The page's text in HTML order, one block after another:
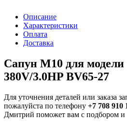
Описание
Характеристики
Оплата
Доставка
Сапун М10 для модели
380V/3.0HP BV65-27
Для уточнения деталей или заказа
пожалуйста по телефону +7 708 910
Дмитрий поможет вам с подбором и